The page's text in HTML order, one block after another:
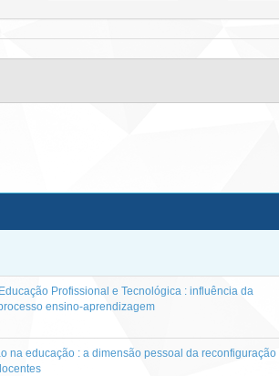
Profissional e Tecnológica : influência da
ensino-aprendizagem
na educação : a dimensão pessoal da reconfiguração